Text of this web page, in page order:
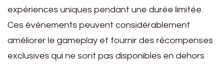
expériences uniques pendant une durée limitée.
Ces événements peuvent considérablement
améliorer le gameplay et fournir des récompenses
exclusives qui ne sont pas disponibles en dehors